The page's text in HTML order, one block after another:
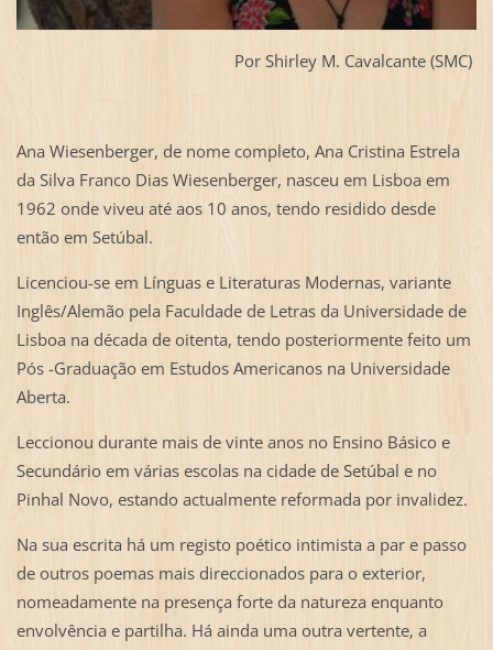
Por Shirley M. Cavalcante (SMC)
Ana Wiesenberger, de nome completo, Ana Cristina Estrela
da Silva Franco Dias Wiesenberger, nasceu em Lisboa em
1962 onde viveu até aos 10 anos, tendo residido desde
então em Setúbal.
Licenciou-se em Línguas e Literaturas Modernas, variante
Inglês/Alemão pela Faculdade de Letras da Universidade de
Lisboa na década de oitenta, tendo posteriormente feito um
Pós -Graduação em Estudos Americanos na Universidade
Aberta.
Leccionou durante mais de vinte anos no Ensino Básico e
Secundário em várias escolas na cidade de Setúbal e no
Pinhal Novo, estando actualmente reformada por invalidez.
Na sua escrita há um registo poético intimista a par e passo
de outros poemas mais direccionados para o exterior,
nomeadamente na presença forte da natureza enquanto
envolvência e partilha. Há ainda uma outra vertente, a